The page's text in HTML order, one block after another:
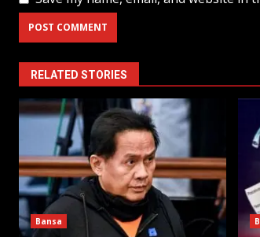
RELATED STORIES
Bansa